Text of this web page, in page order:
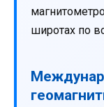
широтах по